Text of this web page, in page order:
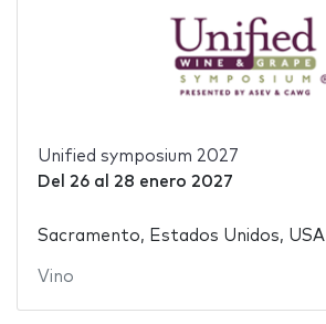
Unified symposium 2027
Del 26al 28 enero 2027
Sacramento, Estados Unidos, USA
Vino